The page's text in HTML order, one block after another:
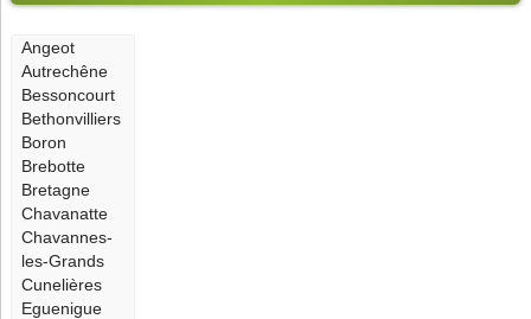
Angeot
Autrechêne
Bessoncourt
Bethonvilliers
Boron
Brebotte
Bretagne
Chavanatte
Chavannes-
les-Grands
Cunelières
Eguenigue